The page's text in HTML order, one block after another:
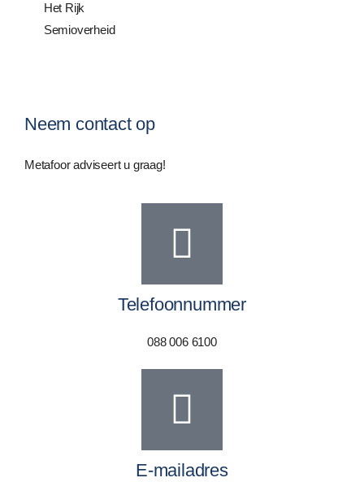
Het Rijk
Semioverheid
Neem contact op
Metafoor adviseert u graag!
Telefoonnummer
088 006 6100
E-mailadres